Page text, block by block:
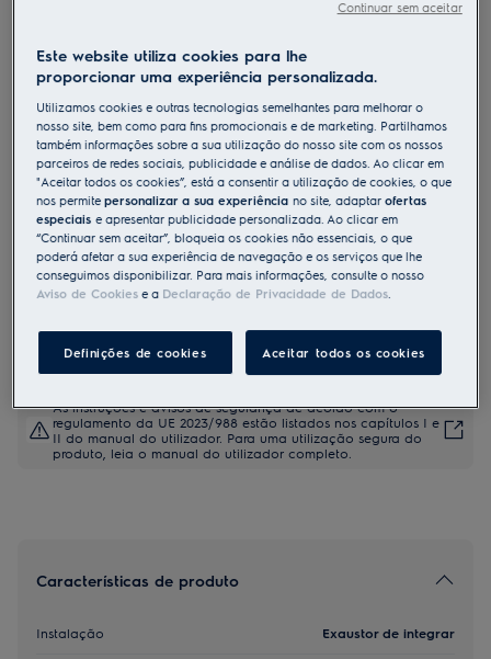
KFPE19X
Exaustor de integrar Série 500
ExtractionTech de 90 cm
Ficha de informação do produto
Benefícios
Exaustor rápido e potente para um ar da cozinha limpo e fresco.
O ExtractionTech Plus limpa rapidamente o ar da cozinha.
Pure Illumination: visibilidade total enquanto cozinha.
As instruções e avisos de segurança de acordo com o
regulamento da UE 2023/988 estão listados nos capítulos I e
II do manual do utilizador. Para uma utilização segura do
produto, leia o manual do utilizador completo.
Características de produto
Instalação Exaustor de integrar
Este website utiliza cookies para lhe
proporcionar uma experiência personalizada.
Utilizamos cookies e outras tecnologias semelhantes para melhorar o
nosso site, bem como para fins promocionais e de marketing. Partilhamos
também informações sobre a sua utilização do nosso site com os nossos
parceiros de redes sociais, publicidade e análise de dados. Ao clicar em
"Aceitar todos os cookies”, está a consentir a utilização de cookies, o que
nos permitepersonalizar a sua experiênciano site, adaptarofertas
especiaise apresentar publicidade personalizada. Ao clicar em
“Continuar sem aceitar”, bloqueia os cookies não essenciais, o que
poderá afetar a sua experiência de navegação e os serviços que lhe
conseguimos disponibilizar. Para mais informações, consulte o nosso
Aviso de Cookies e a Declaração de Privacidade de Dados
Definições de cookies Aceitar todos os cookies
Continuar sem aceitar